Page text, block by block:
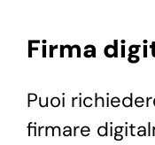
Firma
Puoi
firmare